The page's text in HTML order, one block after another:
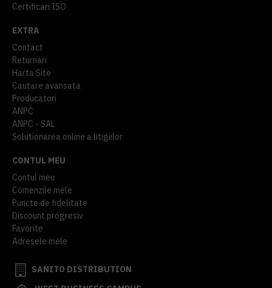
Certificari ISO
EXTRA
Contact
Returnari
Harta Site
Cautare avansata
Producatori
ANPC
ANPC - SAL
Solutionarea online a litigiilor
CONTUL MEU
Contul meu
Comenzile mele
Puncte de fidelitate
Discount progresiv
Favorite
Adresele mele
SANITO DISTRIBUTION